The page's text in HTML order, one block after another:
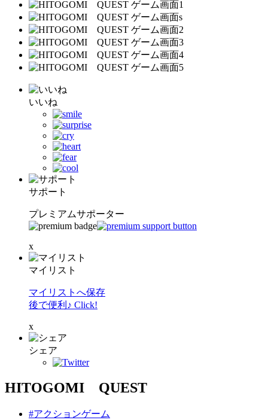
いいね
サポート
プレミアムサポーター
x
マイリスト
マイリストへ保存
後で便利♪ Click!
x
シェア
HITOGOMI QUEST
#アクションゲーム